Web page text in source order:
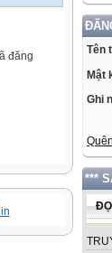
Tên
Mật
Ghi
***
đăng